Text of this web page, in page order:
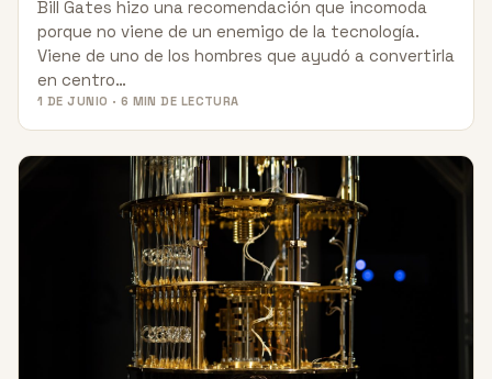
Bill Gates hizo una recomendación que incomoda
porque no viene de un enemigo de la tecnología.
Viene de uno de los hombres que ayudó a convertirla
en centro…
1 DE JUNIO · 6 MIN DE LECTURA